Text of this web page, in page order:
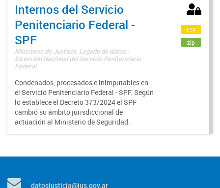
Internos del Servicio
Penitenciario Federal -
SPF
Ministerio de Justicia. Legado de datos -
Dirección Nacional del Servicio Penitenciario
Federal
Condenados, procesados e inimputables en
el Servicio Penitenciario Federal - SPF. Según
lo establece el Decreto 373/2024 el SPF
cambió su ámbito jurisdiccional de
actuación al Ministerio de Seguridad.
csv
zip
datosjusticia@jus.gov.ar